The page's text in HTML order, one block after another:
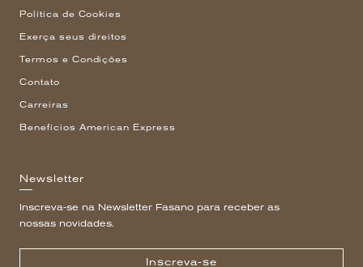
Política de Cookies
Exerça seus direitos
Termos e Condições
Contato
Carreiras
Benefícios American Express
Newsletter
Inscreva-se na Newsletter Fasano para receber as
nossas novidades.
Inscreva-se